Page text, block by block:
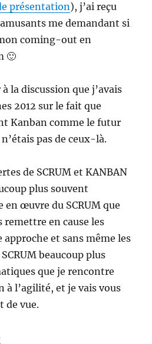
présentation), j’ai reçu
me demandant si
coming-out en
🙂
la discussion que j’avais
2012 sur le fait que
Kanban comme le futur
pas de ceux-là.
de SCRUM et KANBAN
plus souvent
en œuvre du SCRUM que
remettre en cause les
approche et sans même les
beaucoup plus
que je rencontre
à l’agilité, et je vais vous
de vue.